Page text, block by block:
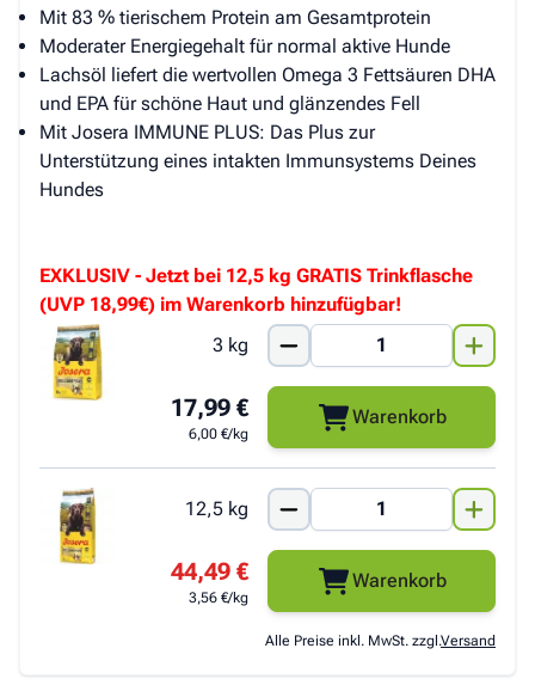
Mit 83 % tierischem Protein am Gesamtprotein
Moderater Energiegehalt für normal aktive Hunde
Lachsöl liefert die wertvollen Omega 3 Fettsäuren DHA
und EPA für schöne Haut und glänzendes Fell
Mit Josera IMMUNE PLUS: Das Plus zur
Unterstützung eines intakten Immunsystems Deines
Hundes
EXKLUSIV - Jetzt bei 12,5 kg GRATIS Trinkflasche
(UVP 18,99€) im Warenkorb hinzufügbar!
3 kg
17,99 €
6,00 €/kg
Warenkorb
12,5 kg
44,49 €
3,56 €/kg
Warenkorb
Alle Preise inkl. MwSt. zzgl.Versand